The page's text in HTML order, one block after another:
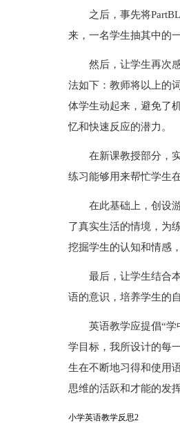
之后，事先将
来，一名学生抽其中的
然后，让学生再次
法如下：教师将以上的
体学生动起来，避免了
忆和快速反应的潜力。
在新课教授部分，
练习能够用来帮忙学生
在此基础上，创设
了真实生活的情境，为
挖掘学生的认知和情感
最后，让学生结合
语的意识，培养学生的
英语教学应提倡“
学目标，我所设计的每
生在不断地习得和使用
思维的活跃和才能的发挥
小学英语教学反思2